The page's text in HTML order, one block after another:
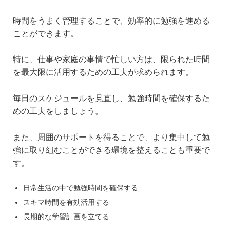
時間をうまく管理することで、効率的に勉強を進める
ことができます。
特に、仕事や家庭の事情で忙しい方は、限られた時間
を最大限に活用するための工夫が求められます。
毎日のスケジュールを見直し、勉強時間を確保するた
めの工夫をしましょう。
また、周囲のサポートを得ることで、より集中して勉
強に取り組むことができる環境を整えることも重要で
す。
日常生活の中で勉強時間を確保する
スキマ時間を有効活用する
長期的な学習計画を立てる